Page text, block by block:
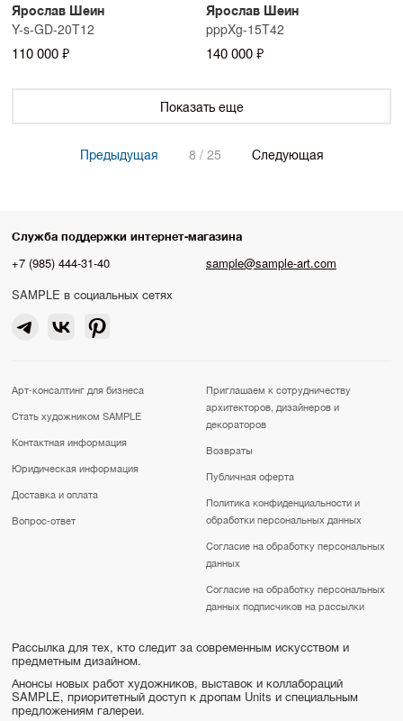
Ярослав Шеин
Y-s-GD-20T12
110 000 ₽
Ярослав Шеин
pppXg-15T42
140 000 ₽
Показать еще
Предыдущая 8 / 25 Следующая
Служба поддержки интернет-магазина
+7 (985) 444-31-40
sample@sample-art.com
SAMPLE в социальных сетях
Арт-консалтинг для бизнеса
Стать художником SAMPLE
Контактная информация
Юридическая информация
Доставка и оплата
Вопрос-ответ
Приглашаем к сотрудничеству
архитекторов, дизайнеров и
декораторов
Возвраты
Публичная оферта
Политика конфиденциальности и
обработки персональных данных
Согласие на обработку персональных
данных
Согласие на обработку персональных
данных подписчиков на рассылки
Рассылка для тех, кто следит за современным искусством и
предметным дизайном.
Анонсы новых работ художников, выставок и коллабораций
SAMPLE, приоритетный доступ к дропам Units и специальным
предложениям галереи.